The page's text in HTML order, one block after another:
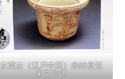
古萬古（江戸中期）赤絵唐兒
象文小鉢